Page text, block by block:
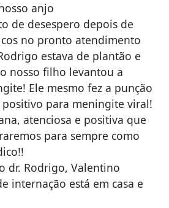
anjo
de desespero depois de
no pronto atendimento
estava de plantão e
nosso filho levantou a
Ele mesmo fez a punção
para meningite viral!
atenciosa e positiva que
para sempre como
dr. Rodrigo, Valentino
internação está em casa e